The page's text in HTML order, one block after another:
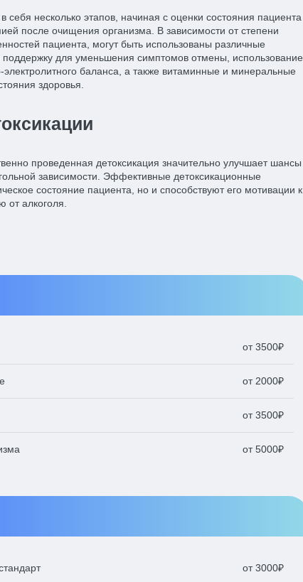
себя несколько этапов, начиная с оценки состояния пациента
после очищения организма. В зависимости от степени
пациента, могут быть использованы различные
для уменьшения симптомов отмены, использование
баланса, а также витаминные и минеральные
здоровья.
проведенная детоксикация значительно улучшает шансы
зависимости. Эффективные детоксикационные
состояние пациента, но и способствуют его мотивации к
алкоголя.
от 3500₽
от 2000₽
от 3500₽
от 5000₽
от 3000₽